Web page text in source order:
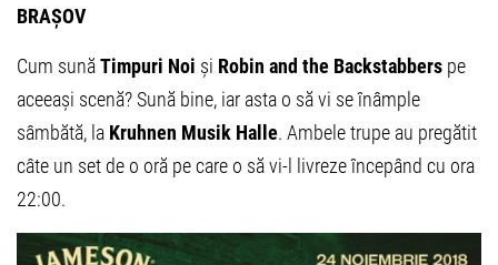
BRAȘOV
Cum sunăTimpuri Noi și Robin and the Backstabbers pe
aceeași scenă? Sună bine, iar asta o să vi se înâmple
sâmbătă, la Kruhnen Musik Halle. Ambele trupe au pregătit
câte un set de o oră pe care o să vi-l livreze începând cu ora
22:00.